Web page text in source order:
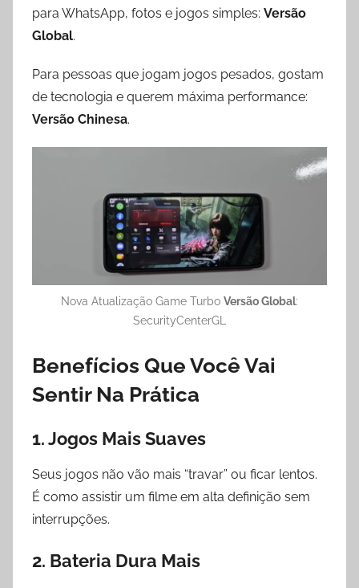
para WhatsApp, fotos e jogos simples: Versão
Global.
Para pessoas que jogam jogos pesados, gostam
de tecnologia e querem máxima performance:
Versão Chinesa.
Nova Atualização Game Turbo Versão Global:
SecurityCenterGL
Benefícios Que Você Vai
Sentir Na Prática
1. Jogos Mais Suaves
Seus jogos não vão mais “travar” ou ficar lentos.
É como assistir um filme em alta definição sem
interrupções.
2. Bateria Dura Mais